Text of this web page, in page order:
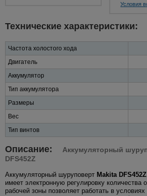
Условия
Технические характеристики:
Частота холостого хода
Двигатель
Аккумулятор
Тип аккумулятора
Размеры
Вес
Тип винтов
Описание:
Аккумуляторный
DFS452Z
Аккумуляторный шуруповерт Makita DFS452Z
имеет электронную регулировку количества
рабочей зоны позволяет работать в условиях